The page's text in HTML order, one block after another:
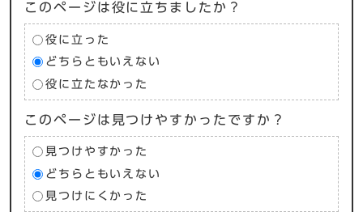
このページは役に立ちましたか？
役に立った
どちらともいえない
役に立たなかった
このページは見つけやすかったですか？
見つけやすかった
どちらともいえない
見つけにくかった